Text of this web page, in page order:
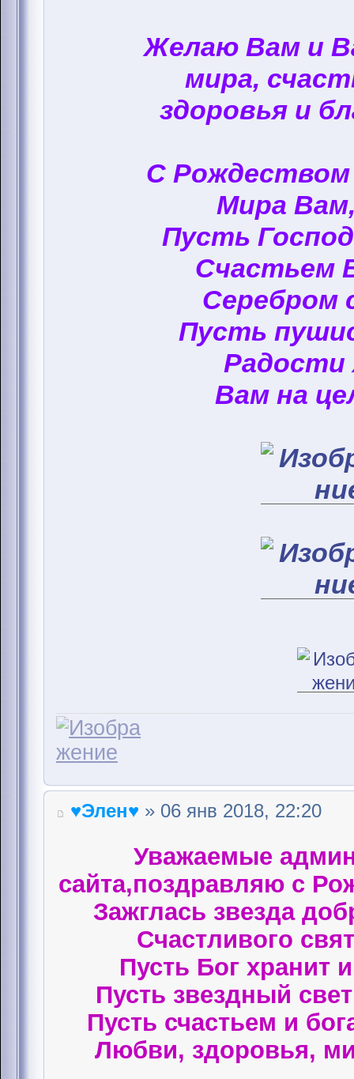
Желаю Вам и
мира,
здоровья и
С
Мира
Пусть
Счастьем
Серебром
Пусть
Радости
Вам на
♥Элен♥ » 06 янв 2018, 22:20
Уважаемые
сайта,поздравляю с
Зажглась звезда
Счастливого
Пусть Бог хранит
Пусть звездный
Пусть счастьем и
Любви, здоровья,